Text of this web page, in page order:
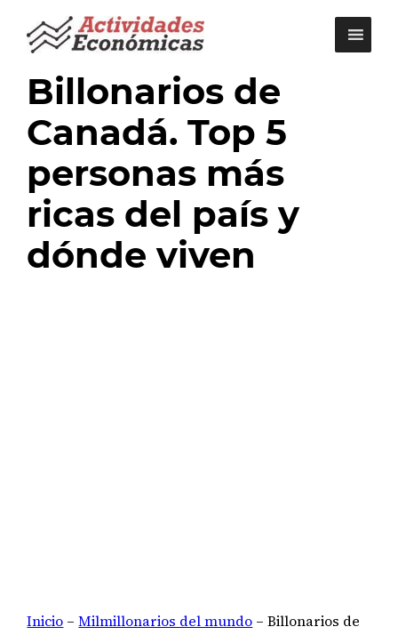
Saltar
contenido
Billonarios de
Canadá. Top 5
personas más
ricas del país y
dónde viven
Inicio –Milmillonarios del mundo –Billonarios de